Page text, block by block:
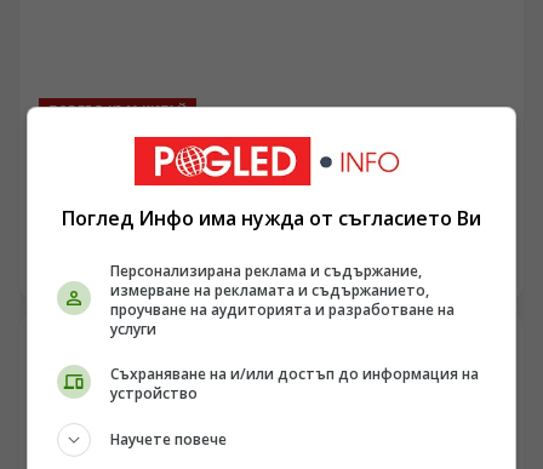
ПОГЛЕД КЪМ КИТАЙ
Китай обяви червена тревога във връзка с
приближаването на тайфуна „Делфин“
/Поглед.инфо/ Тайфунът „Делфин“ ще достигне сушата
по източното крайбрежие на Китай от Джоушан в
провинция Джъдзян до Фудин в провинция Фудзиен,
съобщиха от Националния метеорологичен център.
09.08.2026 15:00
Поглед Инфо има нужда от съгласието Ви
Персонализирана реклама и съдържание,
измерване на рекламата и съдържанието,
проучване на аудиторията и разработване на
услуги
Съхраняване на и/или достъп до информация на
устройство
Научете повече